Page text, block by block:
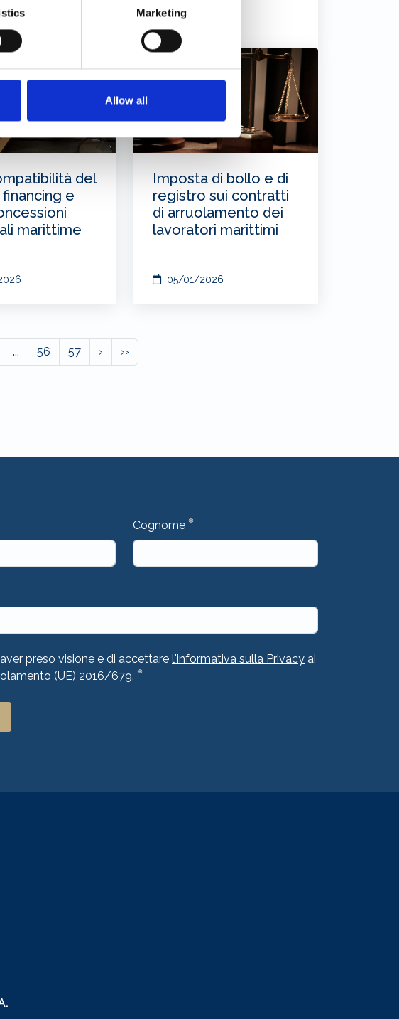
Marketing
Allow all
del
e
marittime
Imposta di bollo e di
registro sui contratti
di arruolamento dei
lavoratori marittimi
05/01/2026
... 56 57 › ››
Cognome *
preso visione e di accettare l'informativa sulla Privacy ai
(UE) 2016/679. *